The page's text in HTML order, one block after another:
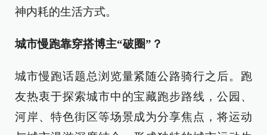
神内耗的生活方式。
城市慢跑靠穿搭博主“破圈”？
城市慢跑话题总浏览量紧随公路骑行之后。跑
友热衷于探索城市中的宝藏跑步路线，公园、
河岸、特色街区等场景成为分享焦点，将运动